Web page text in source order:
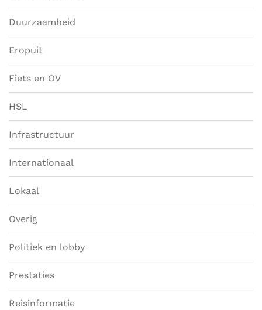
Duurzaamheid
Eropuit
Fiets en OV
HSL
Infrastructuur
Internationaal
Lokaal
Overig
Politiek en lobby
Prestaties
Reisinformatie